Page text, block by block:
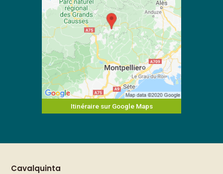
Itinéraire sur Google Maps
Cavalquinta